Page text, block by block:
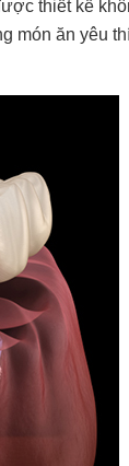
thiết kế
món ăn yêu